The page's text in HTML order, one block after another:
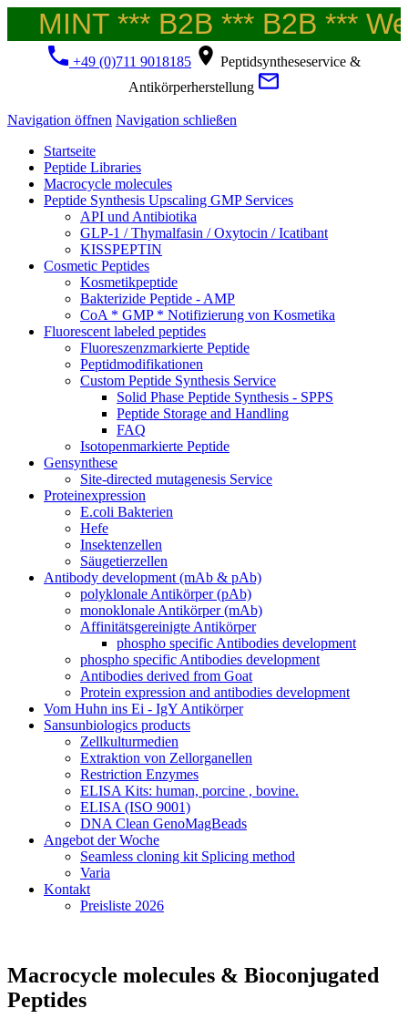
MINT *** B2B *** B2B ***
+49 (0)711 9018185
Peptidsyntheseservice &
Antikörperherstellung
Navigation öffnen Navigation schließen
Startseite
Peptide Libraries
Macrocycle molecules
Peptide Synthesis Upscaling GMP Services
API und Antibiotika
GLP-1 / Thymalfasin / Oxytocin / Icatibant
KISSPEPTIN
Cosmetic Peptides
Kosmetikpeptide
Bakterizide Peptide - AMP
CoA * GMP * Notifizierung von Kosmetika
Fluorescent labeled peptides
Fluoreszenzmarkierte Peptide
Peptidmodifikationen
Custom Peptide Synthesis Service
Solid Phase Peptide Synthesis - SPPS
Peptide Storage and Handling
FAQ
Isotopenmarkierte Peptide
Gensynthese
Site-directed mutagenesis Service
Proteinexpression
E.coli Bakterien
Hefe
Insektenzellen
Säugetierzellen
Antibody development (mAb & pAb)
polyklonale Antikörper (pAb)
monoklonale Antikörper (mAb)
Affinitätsgereinigte Antikörper
phospho specific Antibodies development
phospho specific Antibodies development
Antibodies derived from Goat
Protein expression and antibodies development
Vom Huhn ins Ei - IgY Antikörper
Sansunbiologics products
Zellkulturmedien
Extraktion von Zellorganellen
Restriction Enzymes
ELISA Kits: human, porcine , bovine.
ELISA (ISO 9001)
DNA Clean GenoMagBeads
Angebot der Woche
Seamless cloning kit Splicing method
Varia
Kontakt
Preisliste 2026
Macrocycle molecules & Bioconjugated
Peptides